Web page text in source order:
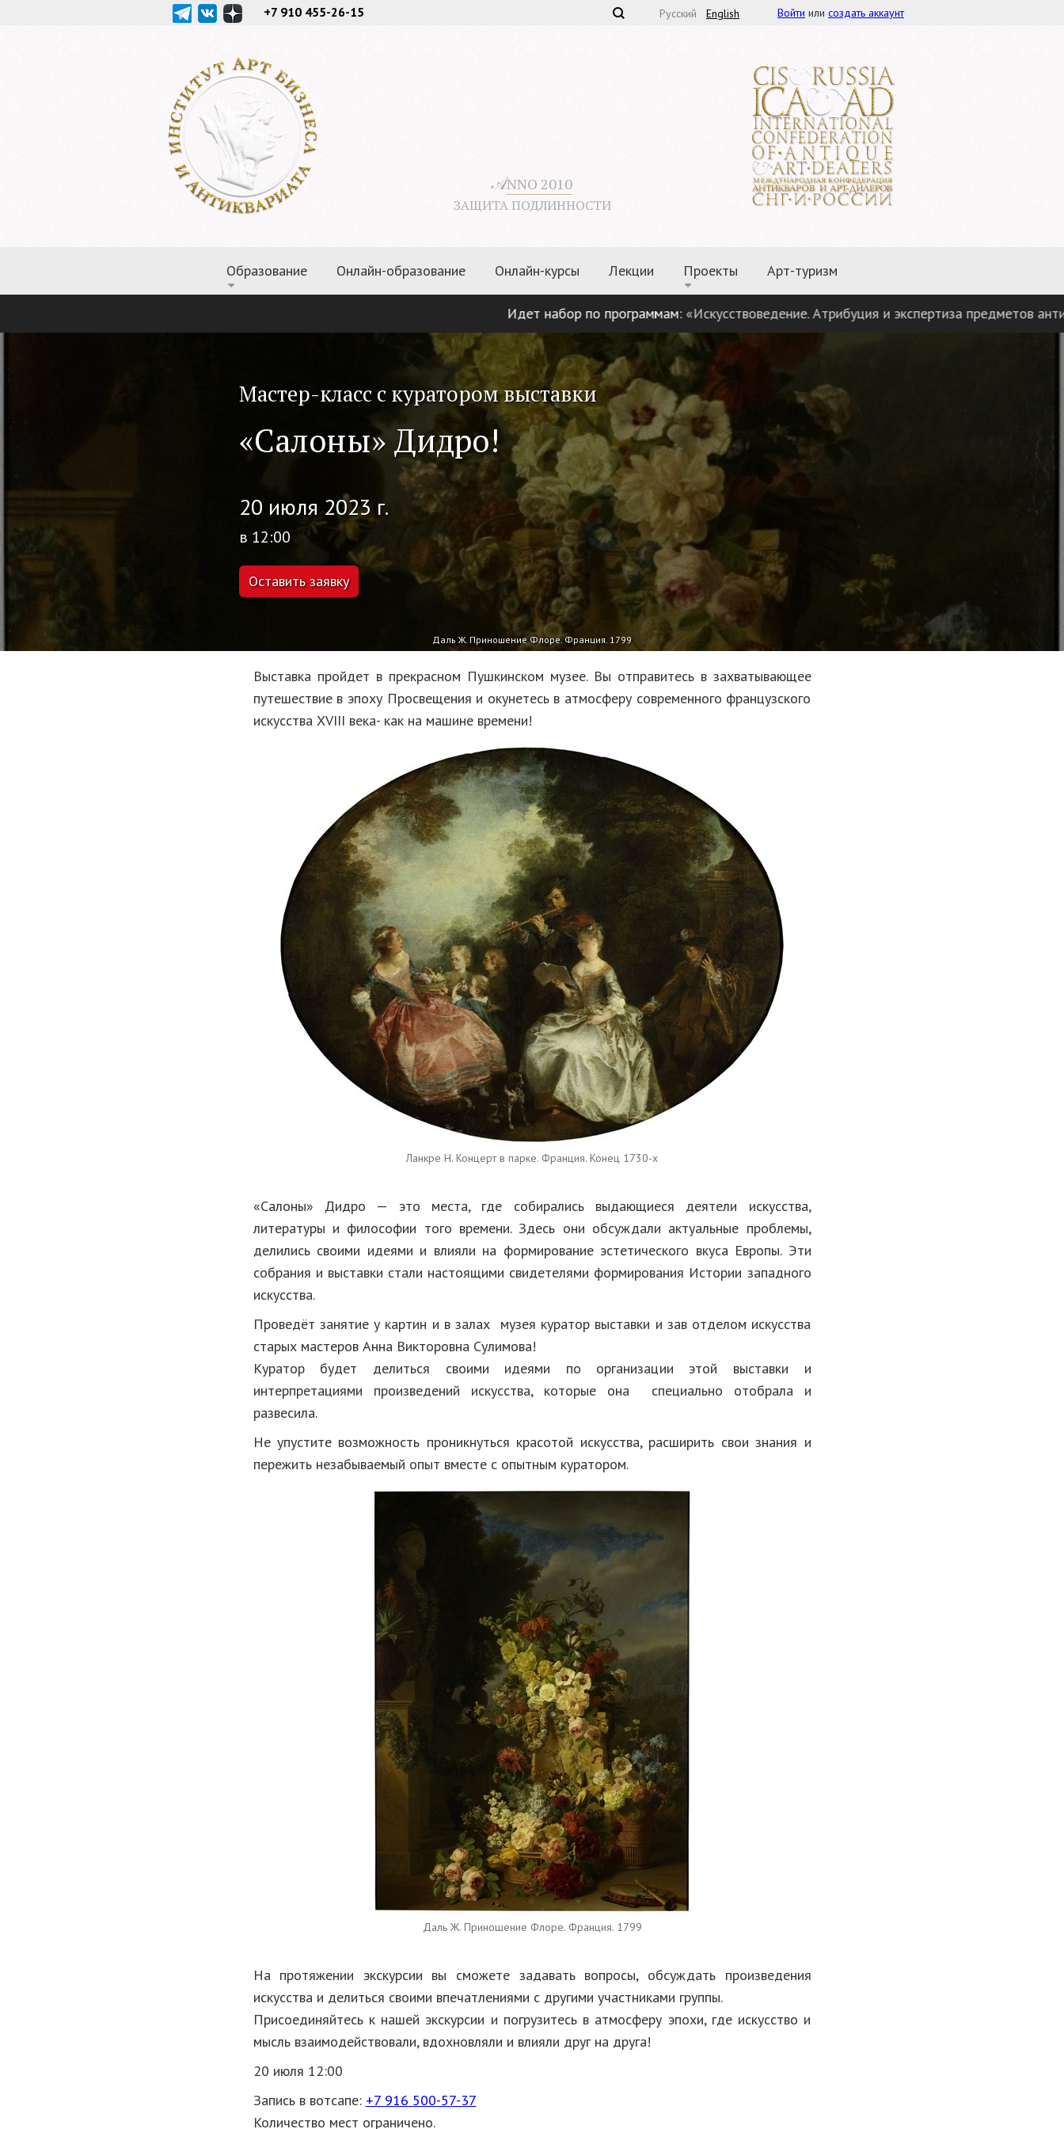
𝒜NNO 2010
ЗАЩИТА ПОДЛИННОСТИ
Образование Онлайн-образование Онлайн-курсы Лекции Проекты Арт-туризм
Войти или создать аккаунт
Русский English
+7 910 455-26-15
Идет набор по программам:«Искусствоведение. Атрибуция и экспертиза предметов
Мастер-класс с куратором выставки
«Салоны» Дидро!
20 июля 2023 г.
в 12:00
Оставить заявку
Даль Ж. Приношение Флоре. Франция. 1799
Выставка пройдет в прекрасном Пушкинском музее. Вы отправитесь в захватывающее
путешествие в эпоху Просвещения и окунетесь в атмосферу современного французского
искусства XVIII века- как на машине времени!
Ланкре Н. Концерт в парке. Франция. Конец 1730-х
«Салоны» Дидро — это места, где собирались выдающиеся деятели искусства,
литературы и философии того времени. Здесь они обсуждали актуальные проблемы,
делились своими идеями и влияли на формирование эстетического вкуса Европы. Эти
собрания и выставки стали настоящими свидетелями формирования Истории западного
искусства.
Проведёт занятие у картин и в залах музея куратор выставки и зав отделом искусства
старых мастеров Анна Викторовна Сулимова!
Куратор будет делиться своими идеями по организации этой выставки и
интерпретациями произведений искусства, которые она специально отобрала и
развесила.
Не упустите возможность проникнуться красотой искусства, расширить свои знания и
пережить незабываемый опыт вместе с опытным куратором.
Даль Ж. Приношение Флоре. Франция. 1799
На протяжении экскурсии вы сможете задавать вопросы, обсуждать произведения
искусства и делиться своими впечатлениями с другими участниками группы.
Присоединяйтесь к нашей экскурсии и погрузитесь в атмосферу эпохи, где искусство и
мысль взаимодействовали, вдохновляли и влияли друг на друга!
20 июля 12:00
Запись в вотсапе: +7 916 500-57-37
Количество мест ограничено.